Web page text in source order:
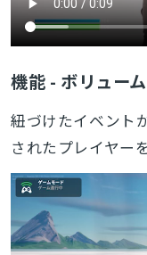
機能 - ボリュー
紐づけたイベント
されたプレイヤー